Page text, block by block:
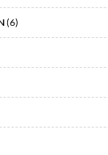
(6)